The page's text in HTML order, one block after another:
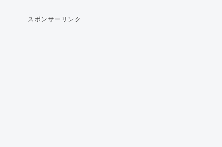
スポンサーリンク